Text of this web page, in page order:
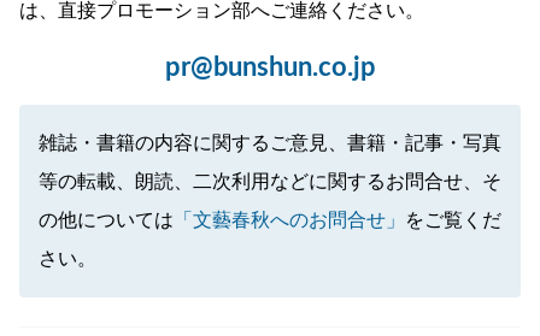
は、直接プロモーション部へご連絡ください。
pr@bunshun.co.jp
雑誌・書籍の内容に関するご意見、書籍・記事・写真
等の転載、朗読、二次利用などに関するお問合せ、そ
の他については 「文藝春秋へのお問合せ」
をご覧くだ
さい。